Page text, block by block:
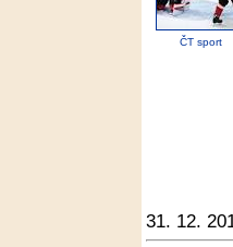
ČT sport
31. 12.